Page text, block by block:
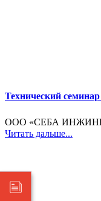
Технический семинар
ООО «СЕБА
Читать дальше...